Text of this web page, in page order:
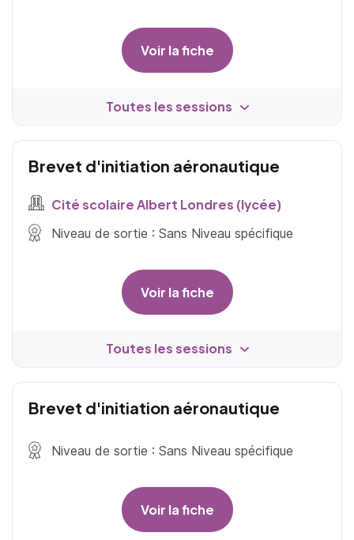
Voir la fiche
Toutes les sessions
Brevet d'initiation aéronautique
Cité scolaire Albert Londres (lycée)
Niveau de sortie : Sans Niveau spécifique
Voir la fiche
Toutes les sessions
Brevet d'initiation aéronautique
Niveau de sortie : Sans Niveau spécifique
Voir la fiche